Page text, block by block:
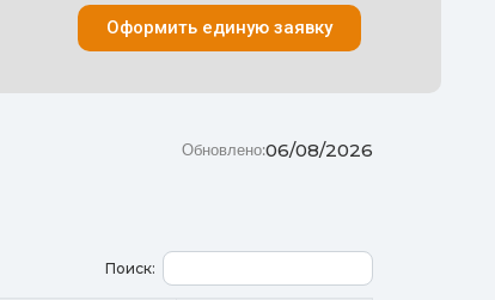
Оформить единую заявку
06/08/2026
Обновлено:
Поиск: